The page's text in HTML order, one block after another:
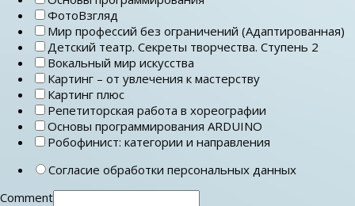
ФотоВзгляд
Мир профессий без ограничений (Адаптированная)
Детский театр. Секреты творчества. Ступень 2
Вокальный мир искусства
Картинг – от увлечения к мастерству
Картинг плюс
Репетиторская работа в хореографии
Основы программирования ARDUINO
Робофинист: категории и направления
Согласие обработки персональных данных
Comment